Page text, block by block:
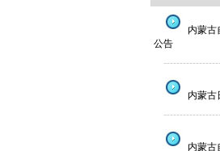
内蒙古
公告
内蒙古
内蒙古